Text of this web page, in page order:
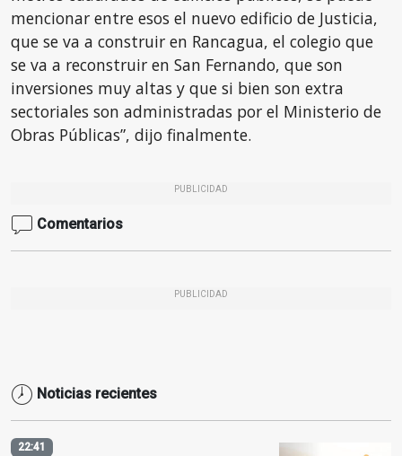
mencionar entre esos el nuevo edificio de Justicia,
que se va a construir en Rancagua, el colegio que
se va a reconstruir en San Fernando, que son
inversiones muy altas y que si bien son extra
sectoriales son administradas por el Ministerio de
Obras Públicas”, dijo finalmente.
PUBLICIDAD
Comentarios
PUBLICIDAD
Noticias recientes
22:41